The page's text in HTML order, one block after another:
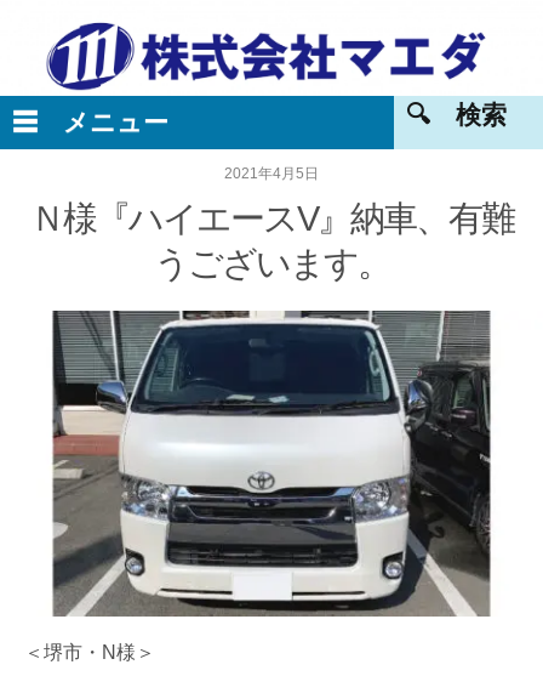
2021年4月5日
Ｎ様『ハイエースV』納車、有難
うございます。
＜堺市・N様＞